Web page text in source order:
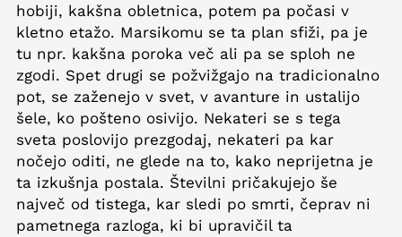
hobiji, kakšna obletnica, potem pa počasi v
kletno etažo. Marsikomu se ta plan sfiži, pa je
tu npr. kakšna poroka več ali pa se sploh ne
zgodi. Spet drugi se požvižgajo na tradicionalno
pot, se zaženejo v svet, v avanture in ustalijo
šele, ko pošteno osivijo. Nekateri se s tega
sveta poslovijo prezgodaj, nekateri pa kar
nočejo oditi, ne glede na to, kako neprijetna je
ta izkušnja postala. Številni pričakujejo še
največ od tistega, kar sledi po smrti, čeprav ni
pametnega razloga, ki bi upravičil ta